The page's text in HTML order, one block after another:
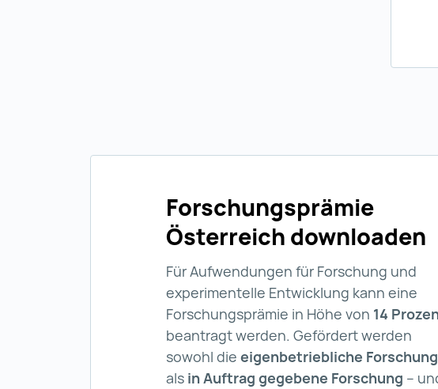
Forschungsprämie
Österreich downloaden
Für Aufwendungen für Forschung und
experimentelle Entwicklung kann eine
Forschungsprämie in Höhe von 14
beantragt werden. Gefördert werden
sowohl die eigenbetriebliche Forschung
als in Auftrag gegebene Forschung –